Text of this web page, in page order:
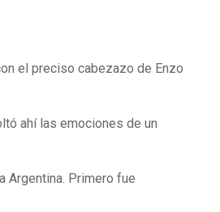
el preciso cabezazo de Enzo
ahí las emociones de un
Argentina. Primero fue